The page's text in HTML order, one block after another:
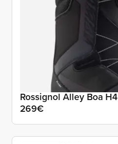
Rossignol Alley Boa H4
269€